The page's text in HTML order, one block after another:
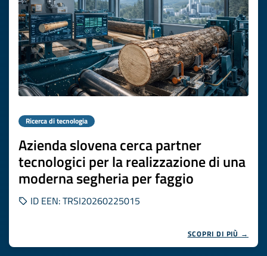
Ricerca di tecnologia
Azienda slovena cerca partner
tecnologici per la realizzazione di una
moderna segheria per faggio
ID EEN: TRSI20260225015
SCOPRI DI PIÙ →